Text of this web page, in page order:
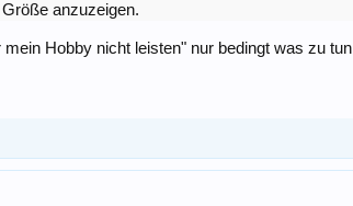
anzuzeigen.
Hobby nicht leisten" nur bedingt was zu tun